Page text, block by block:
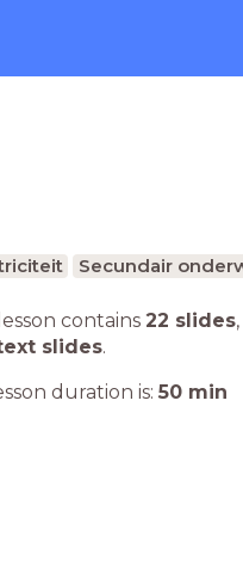
Secundair
contains 22 slides,
slides.
duration is: 50 min